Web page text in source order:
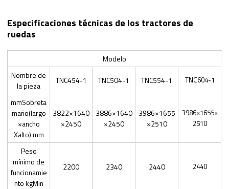
Especificaciones técnicas de los tractores de
ruedas
Modelo
Nombre de
la pieza
TNC454-1 TNC504-1 TNC554-1 TNC604-1
mmSobreta
maño(largo
×ancho
Xalto) mm
3822×1640
×2450
3886×1640
×2450
3986×1655
×2510
3986×1655×
2510
Peso
mínimo de
funcionamie
nto kgMin
2200 2340 2440 2440